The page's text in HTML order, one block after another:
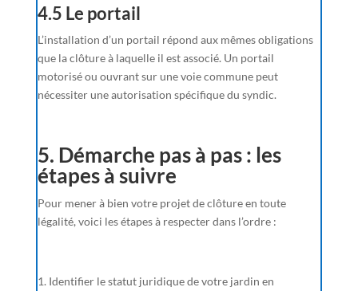
4.5 Le portail
L’installation d’un portail répond aux mêmes obligations
que la clôture à laquelle il est associé. Un portail
motorisé ou ouvrant sur une voie commune peut
nécessiter une autorisation spécifique du syndic.
5. Démarche pas à pas : les
étapes à suivre
Pour mener à bien votre projet de clôture en toute
légalité, voici les étapes à respecter dans l’ordre :
Identifier le statut juridique de votre jardin en